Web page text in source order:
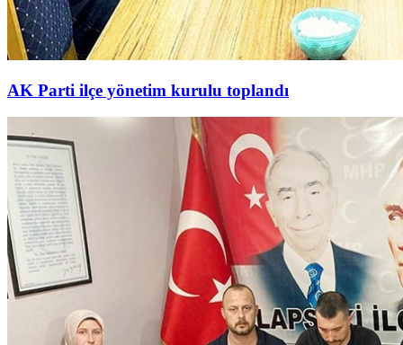
AK Parti ilçe yönetim kurulu toplandı